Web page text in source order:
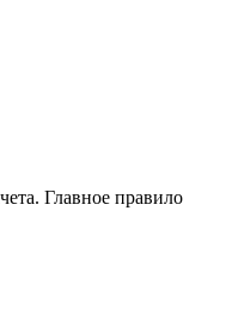
Главное правило